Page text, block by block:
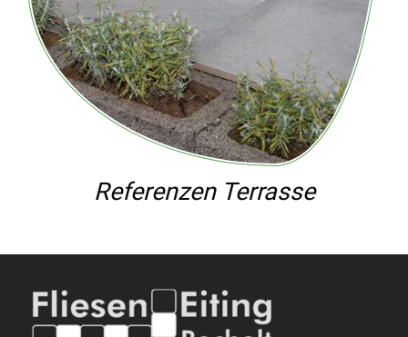
Referenzen Terrasse